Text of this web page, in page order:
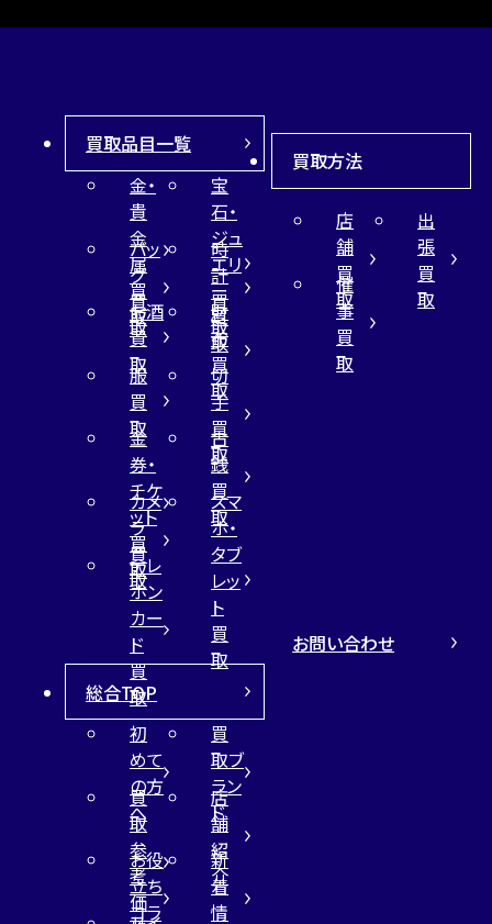
買取品目一覧
金・
貴
金
属
買
取
宝
石・
ジュ
エリ
ー
買
取
バッ
グ
買
取
時
計
買
取
お酒
買
取
財
布
買
取
服
買
取
切
手
買
取
金
券・
チケ
ット
買
取
古
銭
買
取
カメ
ラ
買
取
スマ
ホ・
タブ
レッ
ト
買
取
テレ
ホン
カー
ド
買
取
買取方法
店
舗
買
取
出
張
買
取
催
事
買
取
総合TOP
初
めて
の方
へ
買
取ブ
ラン
ド
買
取
参
考
価
店
舗
紹
介
お役
立ち
コラ
新
着
情
お問い合わせ